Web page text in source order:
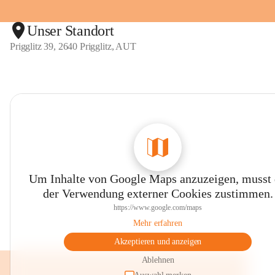
Unser Standort
Prigglitz 39, 2640 Prigglitz, AUT
Um Inhalte von Google Maps anzuzeigen, musst
der Verwendung externer Cookies zustimmen.
https://www.google.com/maps
Mehr erfahren
Akzeptieren und anzeigen
Ablehnen